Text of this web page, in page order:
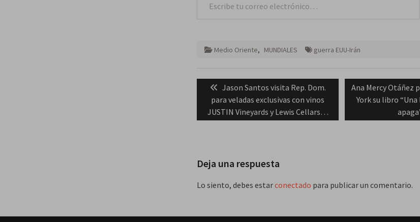
Medio Oriente, MUNDIALES guerra EUU-Irán
Navegación
entradas
Previous
post:
Jason Santos visita Rep. Dom.
para veladas exclusivas con vinos
JUSTIN Vineyards y Lewis Cellars…
Next
post:
Ana Mercy Otáñez
York su libro “Una
Deja una respuesta
Lo siento, debes estarconectado para publicar un comentario.